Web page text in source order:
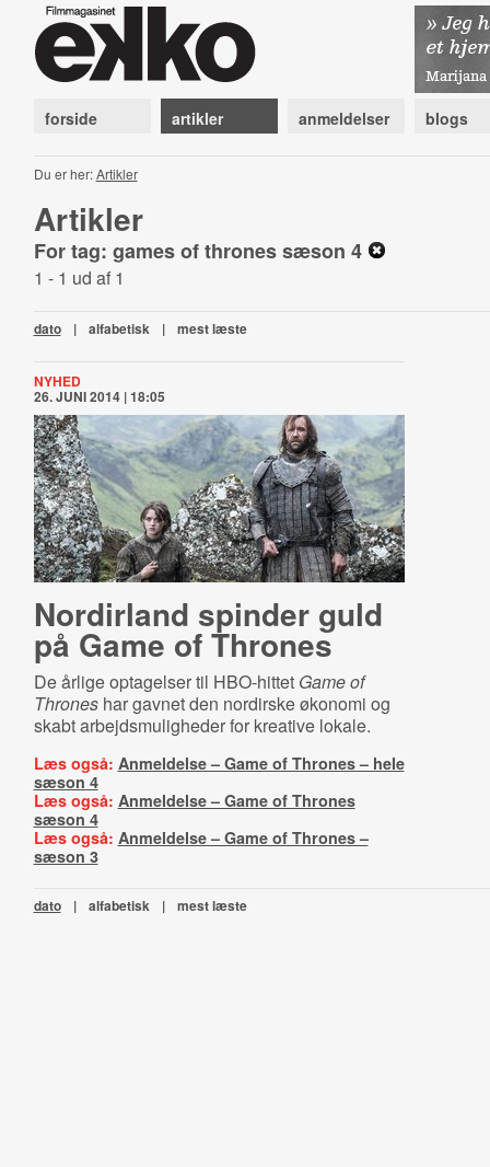
forside artikler anmeldelser blogs
Du er her:Artikler
Artikler
For tag: games of thrones sæson 4
1 - 1 ud af 1
dato | alfabetisk | mest læste
NYHED
26. JUNI 2014 | 18:05
Nordirland spinder guld
på Game of Thrones
De årlige optagelser til HBO-hittet Game of
Throneshar gavnet den nordirske økonomi og
skabt arbejdsmuligheder for kreative lokale.
Læs også: Anmeldelse – Game of Thrones – hele
sæson 4
Læs også: Anmeldelse – Game of Thrones
sæson 4
Læs også: Anmeldelse – Game of Thrones –
sæson 3
dato | alfabetisk | mest læste